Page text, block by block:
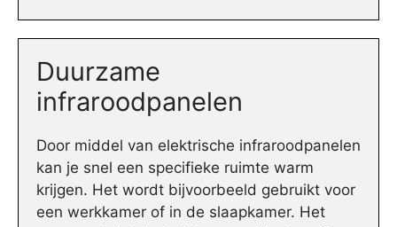
Duurzame
infraroodpanelen
Door middel van elektrische infraroodpanelen
kan je snel een specifieke ruimte warm
krijgen. Het wordt bijvoorbeeld gebruikt voor
een werkkamer of in de slaapkamer. Het